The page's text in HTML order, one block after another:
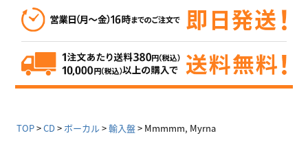
TOP CD ボーカル 輸入盤 Mmmmm, Myrna